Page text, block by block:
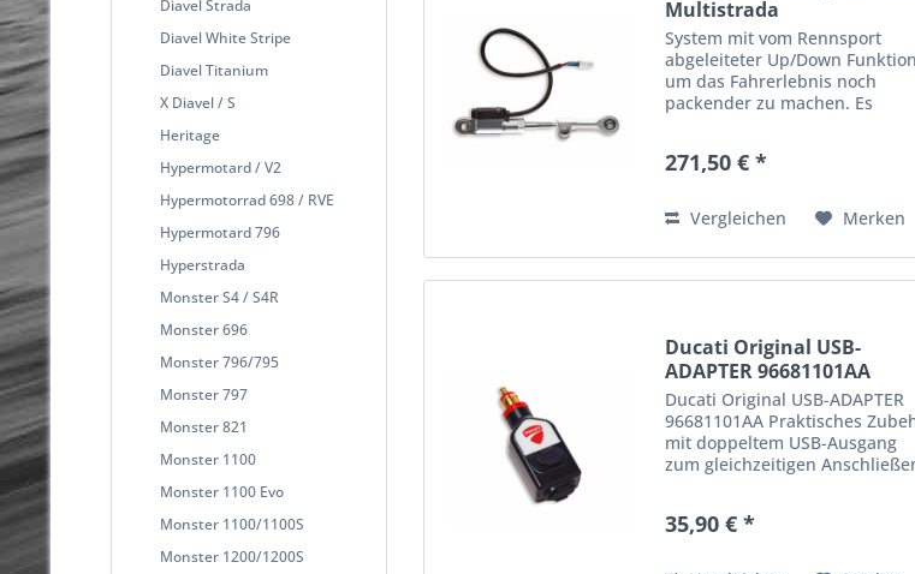
Diavel Strada
Diavel White Stripe
Diavel Titanium
X Diavel / S
Heritage
Hypermotard / V2
Hypermotorrad 698 / RVE
Hypermotard 796
Hyperstrada
Monster S4 / S4R
Monster 696
Monster 796/795
Monster 797
Monster 821
Monster 1100
Monster 1100 Evo
Monster 1100/1100S
Monster 1200/1200S
Multistrada
System mit vom Rennsport
abgeleiteter Up/Down
um das Fahrerlebnis noch
packender zu machen. Es
Kupplung zu benutzen und
wodurch die...
271,50 € *
Vergleichen Merken
Ducati Original USB-
ADAPTER 96681101AA
Ducati Original USB-ADAPTER
96681101AA Praktisches
mit doppeltem USB-Ausgang
zum gleichzeitigen
durch automatische
35,90 € *